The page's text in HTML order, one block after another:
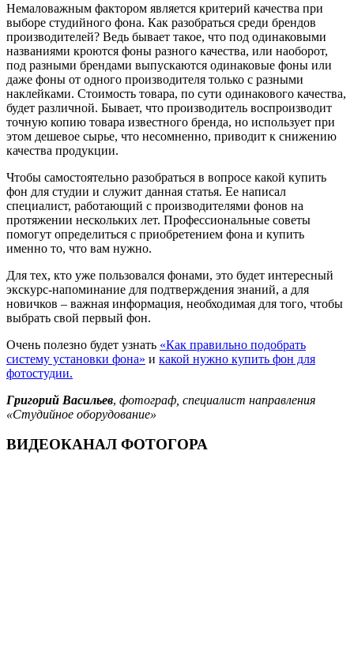
Немаловажным фактором является критерий качества при
выборе студийного фона. Как разобраться среди брендов
производителей? Ведь бывает такое, что под одинаковыми
названиями кроются фоны разного качества, или наоборот,
под разными брендами выпускаются одинаковые фоны или
даже фоны от одного производителя только с разными
наклейками. Стоимость товара, по сути одинакового качества,
будет различной. Бывает, что производитель воспроизводит
точную копию товара известного бренда, но использует при
этом дешевое сырье, что несомненно, приводит к снижению
качества продукции.
Чтобы самостоятельно разобраться в вопросе какой купить
фон для студии и служит данная статья. Ее написал
специалист, работающий с производителями фонов на
протяжении нескольких лет. Профессиональные советы
помогут определиться с приобретением фона и купить
именно то, что вам нужно.
Для тех, кто уже пользовался фонами, это будет интересный
экскурс-напоминание для подтверждения знаний, а для
новичков – важная информация, необходимая для того, чтобы
выбрать свой первый фон.
Очень полезно будет узнать «Как правильно подобрать
систему установки фона» и какой нужно купить фон для
фотостудии.
Григорий Васильев, фотограф, специалист направления
«Студийное оборудование»
ВИДЕОКАНАЛ ФОТОГОРА